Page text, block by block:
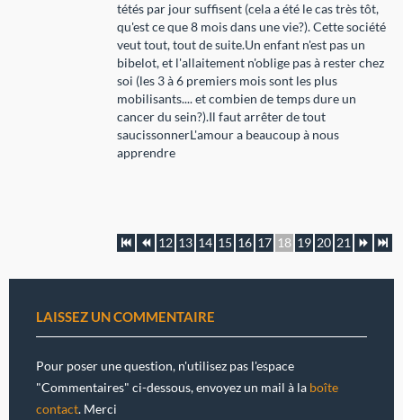
tétés par jour suffisent (cela a été le cas très tôt,
qu'est ce que 8 mois dans une vie?). Cette société
veut tout, tout de suite.Un enfant n'est pas un
bibelot, et l'allaitement n'oblige pas à rester chez
soi (les 3 à 6 premiers mois sont les plus
mobilisants.... et combien de temps dure un
cancer du sein?).Il faut arrêter de tout
saucissonnerL'amour a beaucoup à nous
apprendre
12 13 14 15 16 17 18 19 20 21
LAISSEZ UN COMMENTAIRE
Pour poser une question, n'utilisez pas l'espace
"Commentaires" ci-dessous, envoyez un mail à la boîte
contact. Merci